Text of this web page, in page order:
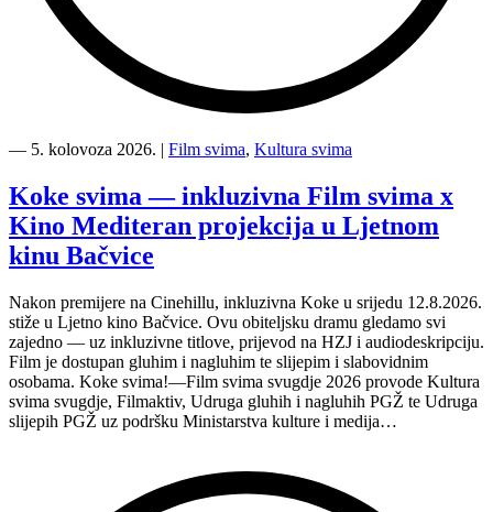
Mediteran
Film
svima
nastavljaju
inkluzivnu
turneju
Hvaru”
― 5. kolovoza 2026. | Film svima, Kultura svima
Koke svima — inkluzivna Film svima x
Kino Mediteran projekcija u Ljetnom
kinu Bačvice
Nakon premijere na Cinehillu, inkluzivna Koke u srijedu 12.8.2026.
stiže u Ljetno kino Bačvice. Ovu obiteljsku dramu gledamo svi
zajedno — uz inkluzivne titlove, prijevod na HZJ i audiodeskripciju.
Film je dostupan gluhim i nagluhim te slijepim i slabovidnim
osobama. Koke svima!—Film svima svugdje 2026 provode Kultura
svima svugdje, Filmaktiv, Udruga gluhih i nagluhih PGŽ te Udruga
slijepih PGŽ uz podršku Ministarstva kulture i medija…